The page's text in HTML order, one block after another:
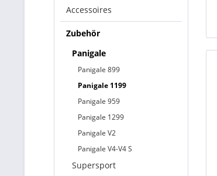
Accessoires
Zubehör
Panigale
Panigale 899
Panigale 1199
Panigale 959
Panigale 1299
Panigale V2
Panigale V4-V4 S
Supersport